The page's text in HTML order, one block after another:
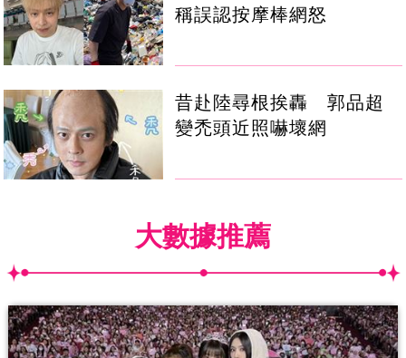
稱誤認按摩棒網怒
昔赴陸尋根挨轟 郭品超
變禿頭近照嚇壞網
大數據推薦